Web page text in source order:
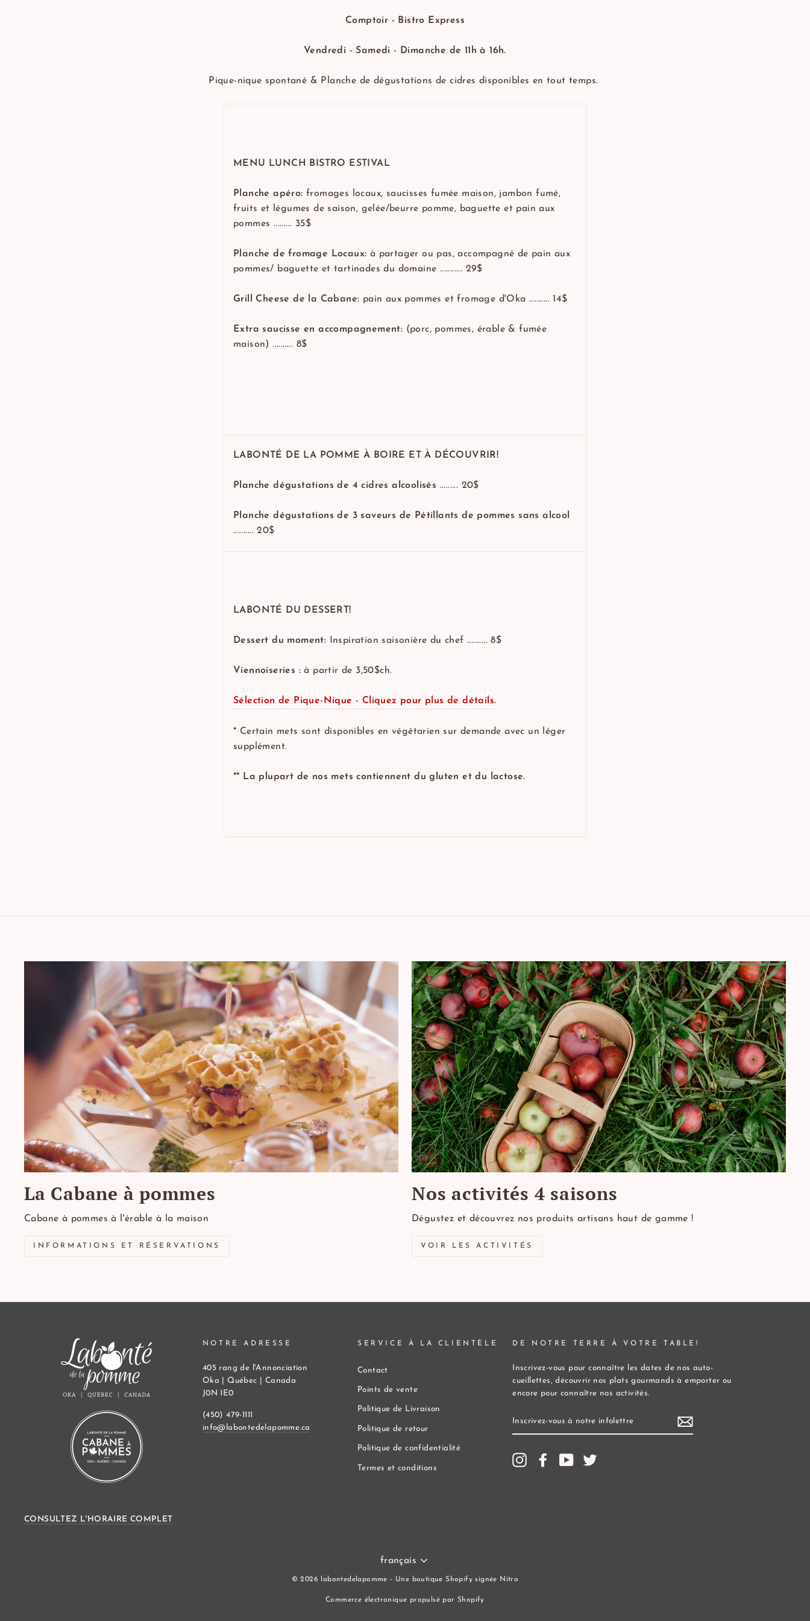
Comptoir - Bistro Express
Vendredi - Samedi - Dimanche de 11h à 16h.
Pique-nique spontané & Planche de dégustations de cidres disponibles en tout temps.
MENU LUNCH BISTRO ESTIVAL
Planche apéro: fromages locaux, saucisses fumée maison, jambon fumé,
fruits et légumes de saison, gelée/beurre pomme, baguette et pain aux
pommes ......... 35$
Planche de fromage Locaux: à partager ou pas, accompagné de pain aux
pommes/ baguette et tartinades du domaine ........... 29$
Grill Cheese de la Cabane: pain aux pommes et fromage d'Oka .......... 14$
Extra saucisse en accompagnement: (porc, pommes, érable & fumée
maison) .......... 8$
LABONTÉ DE LA POMME À BOIRE ET À DÉCOUVRIR!
Planche dégustations de 4 cidres alcoolisés ......... 20$
Planche dégustations de 3 saveurs de Pétillants de pommes sans alcool
.......... 20$
LABONTÉ DU DESSERT!
Dessert du moment: Inspiration saisonière du chef .......... 8$
Viennoiseries : à partir de 3,50$ch.
Sélection de Pique-Nique - Cliquez pour plus de détails.
* Certain mets sont disponibles en végétarien sur demande avec un léger
supplément.
** La plupart de nos mets contiennent du gluten et du lactose.
La Cabane à pommes
Cabane à pommes à l'érable à la maison
INFORMATIONS ET RÉSERVATIONS
Nos activités 4 saisons
Dégustez et découvrez nos produits artisans haut de gamme !
VOIR LES ACTIVITÉS
NOTRE ADRESSE
405 rang de l'Annonciation
Oka | Québec | Canada
J0N 1E0
(450) 479-1111
info@labontedelapomme.ca
SERVICE À LA CLIENTÈLE
Contact
Points de vente
Politique de Livraison
Politique de retour
Politique de confidentialité
Termes et conditions
DE NOTRE TERRE À VOTRE TABLE!
Inscrivez-vous pour connaître les dates de nos auto-
cueillettes, découvrir nos plats gourmands à emporter ou
encore pour connaître nos activités.
VOUS
À
INFOLETTRE
InstagramFacebookYouTube
CONSULTEZ L'HORAIRE COMPLET
Langue
français
© 2026 labontedelapomme - Une boutique Shopify signée Nitro
Commerce électronique propulsé par Shopify